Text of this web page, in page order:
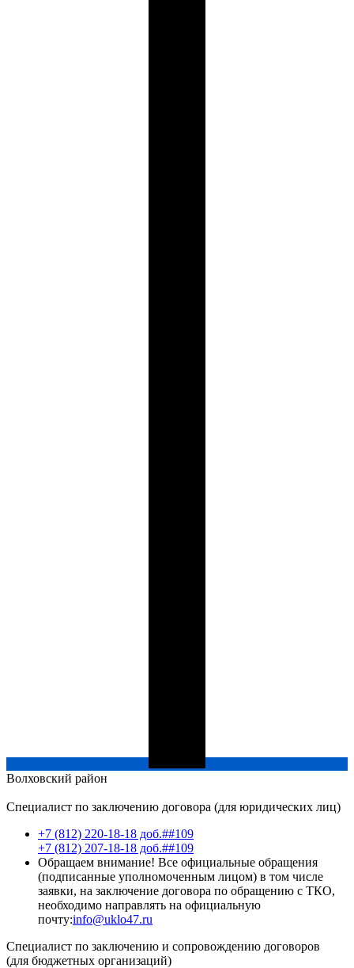
Волховский район
Специалист по заключению договора (для юридических лиц)
+7 (812) 220-18-18 доб.##109
+7 (812) 207-18-18 доб.##109
Обращаем внимание! Все официальные обращения
(подписанные уполномоченным лицом) в том числе
заявки, на заключение договора по обращению с ТКО,
необходимо направлять на официальную
почту:info@uklo47.ru
Специалист по заключению и сопровождению договоров
(для бюджетных организаций)